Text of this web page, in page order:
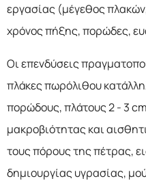
εργασίας (μέγεθος
χρόνος πήξης, πορώδες,
Οι επενδύσεις
πλάκες πωρόλιθου
πορώδους, πλάτους 2 - 3
μακροβιότητας και
τους πόρους της πέτρας,
δημιουργίας υγρασίας,